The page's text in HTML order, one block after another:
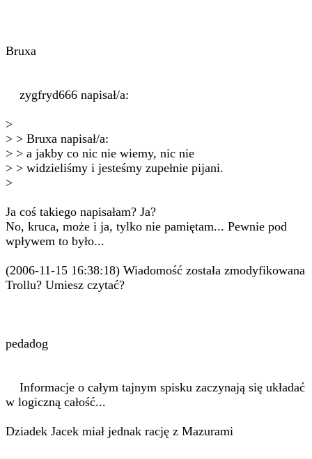
Bruxa
zygfryd666 napisał/a:
>
> > Bruxa napisał/a:
> > a jakby co nic nie wiemy, nic nie
> > widzieliśmy i jesteśmy zupełnie pijani.
>
Ja coś takiego napisałam? Ja?
No, kruca, może i ja, tylko nie pamiętam... Pewnie pod
wpływem to było...
(2006-11-15 16:38:18) Wiadomość została zmodyfikowana
Trollu? Umiesz czytać?
pedadog
Informacje o całym tajnym spisku zaczynają się układać
w logiczną całość...
Dziadek Jacek miał jednak rację z Mazurami